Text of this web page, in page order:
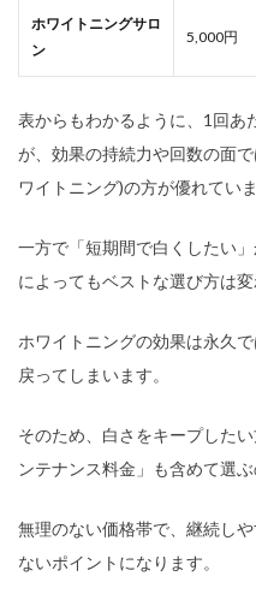
ホワイトニングサロ
ン
5,000円
表からもわかるように、1回あ
が、効果の持続力や回数の面
ワイトニング)の方が優れていま
一方で「短期間で白くしたい
によってもベストな選び方は変
ホワイトニングの効果は永久
戻ってしまいます。
そのため、白さをキープした
ンテナンス料金」も含めて選ぶ
無理のない価格帯で、継続し
ないポイントになります。